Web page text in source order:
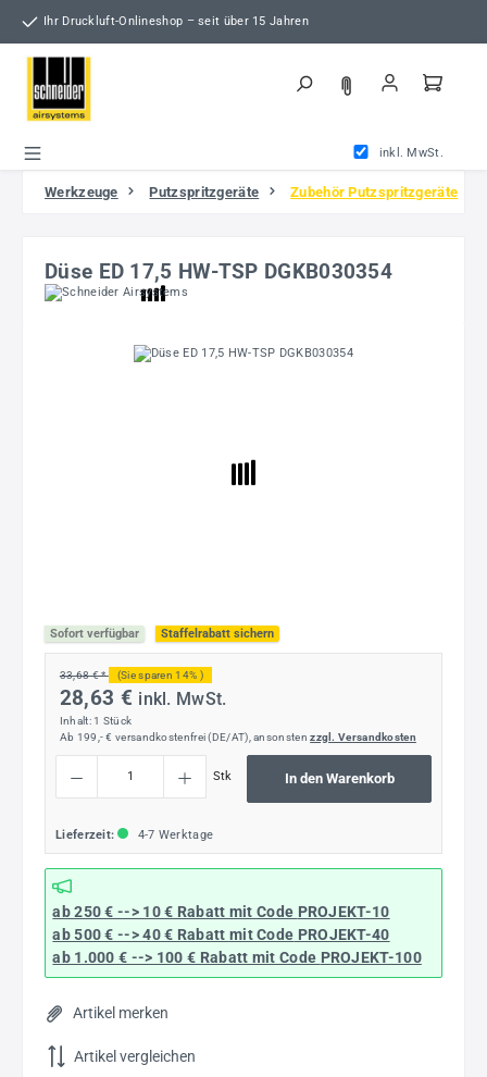
Zum Hauptinhalt springen
Ihr Druckluft-Onlineshop – seit über 15 Jahren
inkl. MwSt.
Werkzeuge Putzspritzgeräte Zubehör Putzspritzgeräte
Düse ED 17,5 HW-TSP DGKB030354
Bildergalerie überspringen
Sofort verfügbar Staffelrabatt sichern
33,68 € * (Sie sparen 14% )
28,63 € inkl. MwSt.
Inhalt: 1 Stück
Ab 199,- € versandkostenfrei (DE/AT), ansonstenzzgl. Versandkosten
Stk In den Warenkorb
Lieferzeit: 4-7 Werktage
ab 250 € --> 10 € Rabatt mit Code PROJEKT-10
ab 500 € --> 40 € Rabatt mit Code PROJEKT-40
ab 1.000 € --> 100 € Rabatt mit Code PROJEKT-100
Artikel merken
Artikel vergleichen